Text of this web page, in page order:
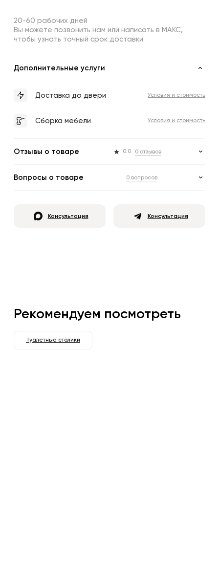
20-60 рабочих дней
Вы можете позвонить нам или написать в МАКС,
чтобы узнать точный срок доставки
Дополнительные услуги
Доставка до двери Условия и стоимость
Сборка мебели Условия и стоимость
Отзывы о товаре 0.0 0 отзывов
Вопросы о товаре 0 вопросов
Консультация Консультация
Рекомендуем посмотреть
Туалетные столики